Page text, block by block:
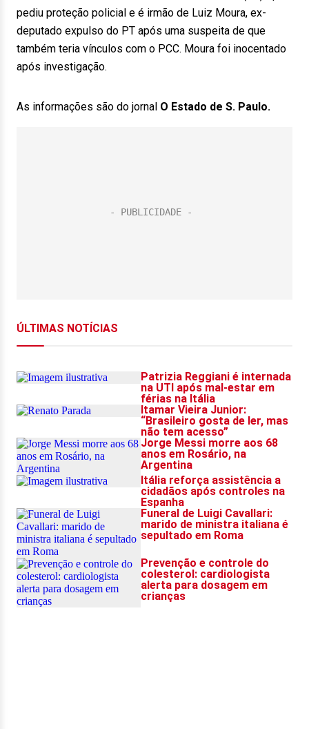
pediu proteção policial e é irmão de Luiz Moura, ex-
deputado expulso do PT após uma suspeita de que
também teria vínculos com o PCC. Moura foi inocentado
após investigação.
As informações são do jornal O Estado de S. Paulo.